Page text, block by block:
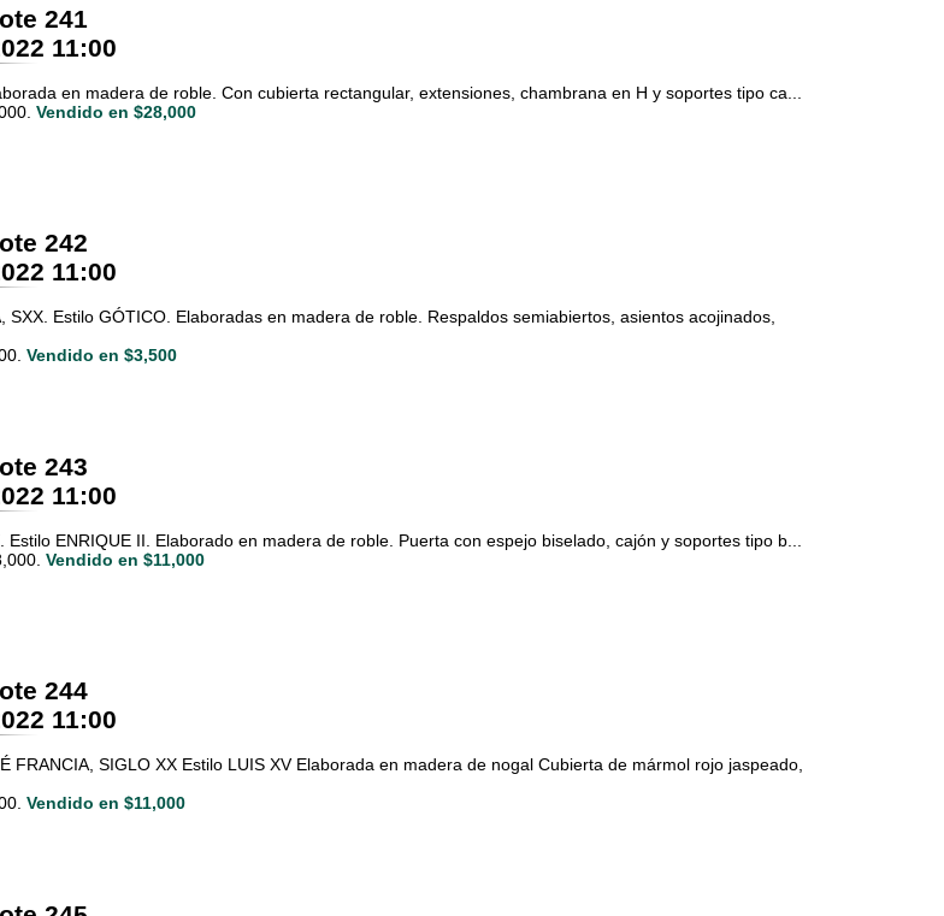
241
11:00
en madera de roble. Con cubierta rectangular, extensiones, chambrana en H y soportes tipo ca...
Vendido en $28,000
242
11:00
SXX. Estilo GÓTICO. Elaboradas en madera de roble. Respaldos semiabiertos, asientos acojinados,
Vendido en $3,500
243
11:00
Estilo ENRIQUE II. Elaborado en madera de roble. Puerta con espejo biselado, cajón y soportes tipo b...
Vendido en $11,000
244
11:00
FRANCIA, SIGLO XX Estilo LUIS XV Elaborada en madera de nogal Cubierta de mármol rojo jaspeado,
Vendido en $11,000